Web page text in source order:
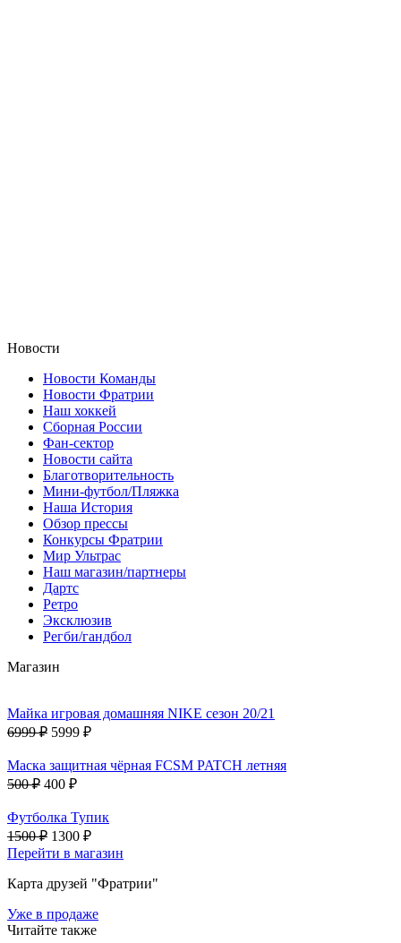
Новости
Новости Команды
Новости Фратрии
Наш хоккей
Сборная России
Фан-cектор
Новости сайта
Благотворительность
Мини-футбол/Пляжка
Наша История
Обзор прессы
Конкурсы Фратрии
Мир Ультрас
Наш магазин/партнеры
Дартс
Ретро
Эксклюзив
Регби/гандбол
Магазин
Майка игровая домашняя NIKE сезон 20/21
6999 ₽ 5999 ₽
Маска защитная чёрная FCSM PATCH летняя
500 ₽ 400 ₽
Футболка Тупик
1500 ₽ 1300 ₽
Перейти в магазин
Карта друзей "Фратрии"
Уже в продаже
Читайте также